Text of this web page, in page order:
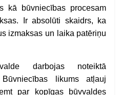
kā būvniecības procesam
Ir absolūti skaidrs, ka
izmaksas un laika patēriņu
darbojas noteiktā
likums atļauj
par kopīgas būvvaldes